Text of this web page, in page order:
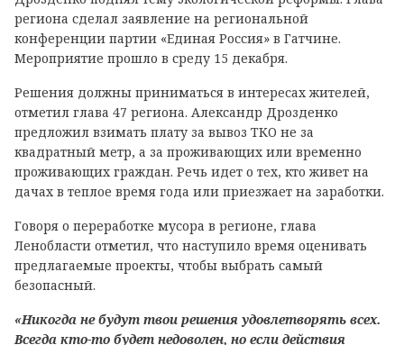
региона сделал заявление на региональной
конференции партии «Единая Россия» в Гатчине.
Мероприятие прошло в среду 15 декабря.
Решения должны приниматься в интересах жителей,
отметил глава 47 региона. Александр Дрозденко
предложил взимать плату за вывоз ТКО не за
квадратный метр, а за проживающих или временно
проживающих граждан. Речь идет о тех, кто живет на
дачах в теплое время года или приезжает на заработки.
Говоря о переработке мусора в регионе, глава
Ленобласти отметил, что наступило время оценивать
предлагаемые проекты, чтобы выбрать самый
безопасный.
«Никогда не будут твои решения удовлетворять всех.
Всегда кто-то будет недоволен, но если действия